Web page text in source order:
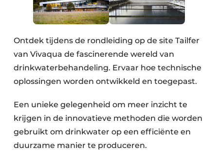
Ontdek tijdens de rondleiding op de site Tailfer
van Vivaqua de fascinerende wereld van
drinkwaterbehandeling. Ervaar hoe technische
oplossingen worden ontwikkeld en toegepast.
Een unieke gelegenheid om meer inzicht te
krijgen in de innovatieve methoden die worden
gebruikt om drinkwater op een efficiënte en
duurzame manier te produceren.